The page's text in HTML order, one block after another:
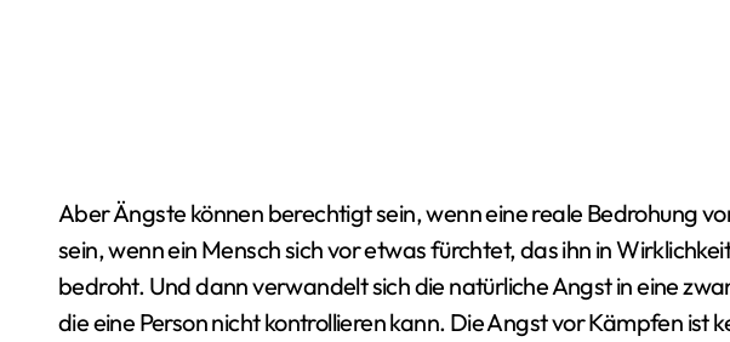
Aber Ängste können berechtigt sein, wenn eine reale Bedrohung
sein, wenn ein Mensch sich vor etwas fürchtet, das ihn in
bedroht. Und dann verwandelt sich die natürliche Angst in eine
die eine Person nicht kontrollieren kann. Die Angst vor Kämpfen ist